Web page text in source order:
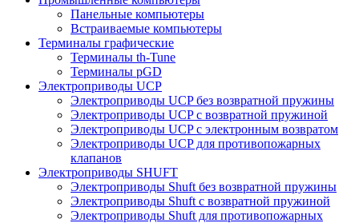
Панельные компьютеры
Встраиваемые компьютеры
Терминалы графические
Терминалы th-Tune
Терминалы pGD
Электроприводы UCP
Электроприводы UCP без возвратной пружины
Электроприводы UCP с возвратной пружиной
Электроприводы UCP с электронным возвратом
Электроприводы UCP для противопожарных
клапанов
Электроприводы SHUFT
Электроприводы Shuft без возвратной пружины
Электроприводы Shuft с возвратной пружиной
Электроприводы Shuft для противопожарных